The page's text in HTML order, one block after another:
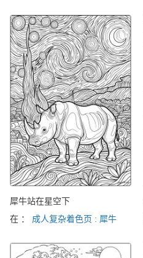
犀牛站在星空下
在 ： 成人复杂着色页 : 犀牛